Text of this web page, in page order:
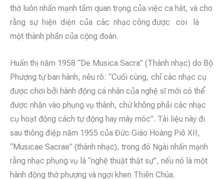
thờ luôn nhấn mạnh tầm quan trọng của việc ca hát, và cho
rằng sự hiện diện của các nhạc công được coi là
một thành phần của cộng đoàn.
Huấn thị năm 1958 “De Musica Sacra” (Thánh nhạc) do Bộ
Phượng tự ban hành, nêu rõ: “Cuối cùng, chỉ các nhạc cụ
được chơi bởi hành động cá nhân của nghệ sĩ mới có thể
được nhận vào phụng vụ thánh, chứ không phải các nhạc
cụ hoạt động cách tự động hay máy móc”. Tài liệu này đi
sau thông điệp năm 1955 của Đức Giáo Hoàng Piô XII,
“Musicae Sacrae” (thánh nhạc), trong đó Ngài nhấn mạnh
rằng nhạc phụng vụ là “nghệ thuật thật sự”, nếu nó là một
hành động thờ phượng và ngợi khen Thiên Chúa.